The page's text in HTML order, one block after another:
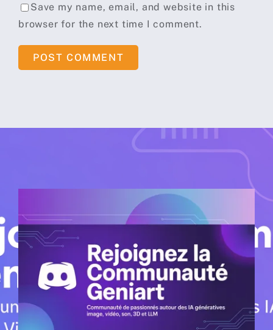
Save my name, email, and website in this
browser for the next time I comment.